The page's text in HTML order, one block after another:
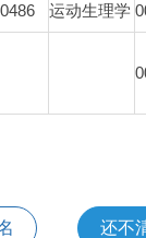
运动生理学
还不